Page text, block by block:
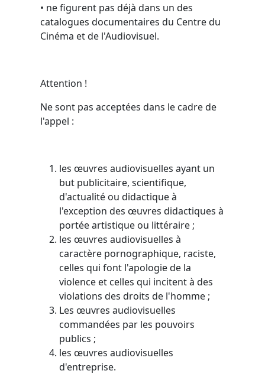
• ne figurent pas déjà dans un des
catalogues documentaires du Centre du
Cinéma et de l'Audiovisuel.
Attention !
Ne sont pas acceptées dans le cadre de
l'appel :
les œuvres audiovisuelles ayant un
but publicitaire, scientifique,
d'actualité ou didactique à
l'exception des œuvres didactiques à
portée artistique ou littéraire ;
les œuvres audiovisuelles à
caractère pornographique, raciste,
celles qui font l'apologie de la
violence et celles qui incitent à des
violations des droits de l'homme ;
Les œuvres audiovisuelles
commandées par les pouvoirs
publics ;
les œuvres audiovisuelles
d'entreprise.